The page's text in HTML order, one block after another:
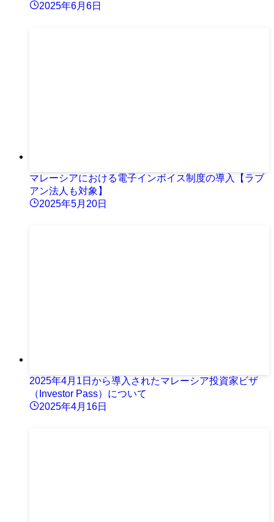
2025年6月6日
マレーシアにおける電子インボイス制度の導入【ラブ
アン法人も対象】
2025年5月20日
2025年4月1日から導入されたマレーシア投資家ビザ
（Investor Pass）について
2025年4月16日